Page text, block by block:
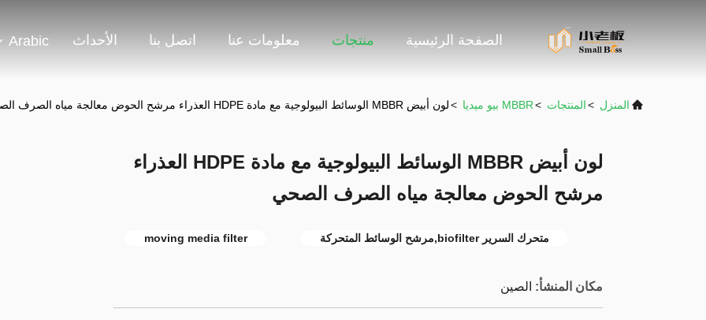
الصفحة الرئيسية منتجات معلومات عنا اتصل بنا الأحداث Arabic
المنزل >المنتجات >MBBR بيو ميديا >لون أبيض MBBR الوسائط البيولوجية مع مادة HDPE العذراء مرشح الحوض معالجة مياه الصرف الصحي
لون أبيض MBBR الوسائط البيولوجية مع مادة HDPE العذراء
مرشح الحوض معالجة مياه الصرف الصحي
متحرك السرير biofilter,مرشح الوسائط المتحركة moving media filter
مكان المنشأ: الصين